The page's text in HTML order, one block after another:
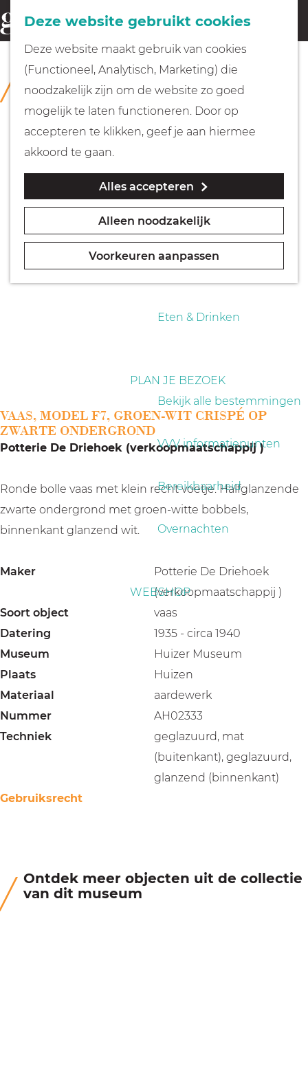
Deze website gebruikt cookies
Deze website maakt gebruik van cookies
(Functioneel, Analytisch, Marketing) die
noodzakelijk zijn om de website zo goed
mogelijk te laten functioneren. Door op
accepteren te klikken, geef je aan hiermee
akkoord te gaan.
Alles accepteren
Alleen noodzakelijk
Voorkeuren aanpassen
G
a
Fietsen
Wandelen
Geocachen
Naar het museum
Eten & Drinken
PLAN JE BEZOEK
Bekijk alle bestemmingen
VVV informatiepunten
Bereikbaarheid
Overnachten
WEBSHOP
o
e
k
e
n
COLLECTIE
Huizer Museum
VAAS, MODEL F7, GROEN-WIT CRISPÉ OP
ZWARTE ONDERGROND
Potterie De Driehoek (verkoopmaatschappij )
Ronde bolle vaas met klein recht voetje. Halfglanzende
zwarte ondergrond met groen-witte bobbels,
binnenkant glanzend wit.
Maker
Potterie De Driehoek
(verkoopmaatschappij )
Soort object
vaas
Datering
1935 - circa 1940
Museum
Huizer Museum
Plaats
Huizen
Materiaal
aardewerk
Nummer
AH02333
Techniek
geglazuurd, mat
(buitenkant), geglazuurd,
glanzend (binnenkant)
Gebruiksrecht
Ontdek meer objecten uit de collectie
van dit museum